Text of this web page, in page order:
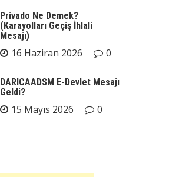
Privado Ne Demek?
(Karayolları Geçiş İhlali
Mesajı)
16 Haziran 2026 0
DARICAADSM E-Devlet Mesajı
Geldi?
15 Mayıs 2026 0